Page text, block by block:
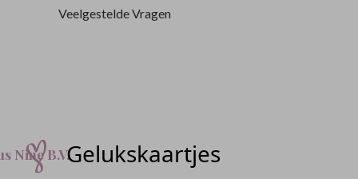
Veelgestelde Vragen
Nine B.V.